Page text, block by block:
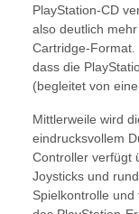
PlayStation-CD
also deutlich
Cartridge-Format.
dass die
(begleitet von
Mittlerweile wird
eindrucksvollem
Controller verfügt
Joysticks und
Spielkontrolle